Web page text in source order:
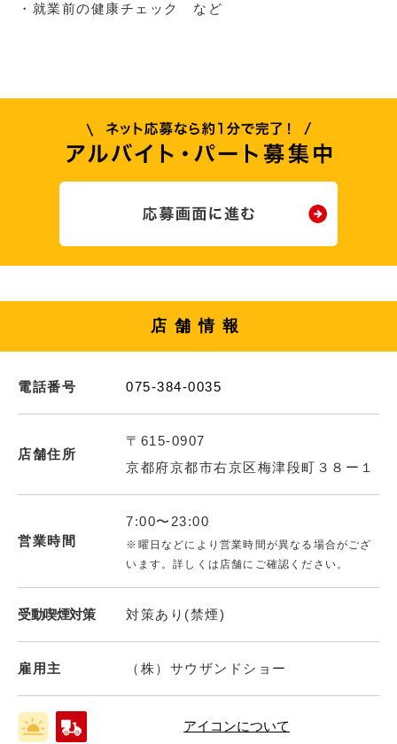
・就業前の健康チェック など
店舗情報
電話番号 075-384-0035
店舗住所
〒615-0907
京都府京都市右京区梅津段町３８ー１
営業時間
7:00〜23:00
※曜日などにより営業時間が異なる場合がござ
います。詳しくは店舗にご確認ください。
受動喫煙対策 対策あり(禁煙)
雇用主 （株）サウザンドショー
アイコンについて